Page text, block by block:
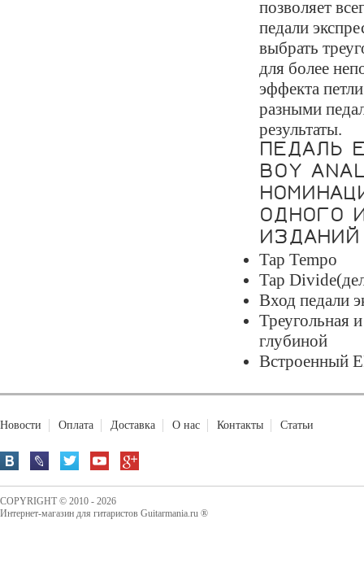
позволяет
педали
выбрать
для более
эффекта
разными
результаты.
ПЕДАЛЬ
BOY
ОДНОГО
ИЗДАНИЙ
Tap Tempo
Tap
Вход педали
Треугольная
глубиной
Встроенный
Новости Оплата Доставка О нас Контакты Статьи
COPYRIGHT © 2010 - 2026
Интернет-магазин для гитаристов Guitarmania.ru ®